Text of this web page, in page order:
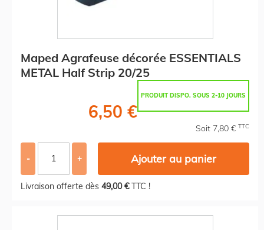
Maped Agrafeuse décorée ESSENTIALS
METAL Half Strip 20/25
PRODUIT DISPO. SOUS 2-10 JOURS
6,50 €
Soit 7,80 € TTC
- + Ajouter au panier
Livraison offerte dès 49,00 €TTC !